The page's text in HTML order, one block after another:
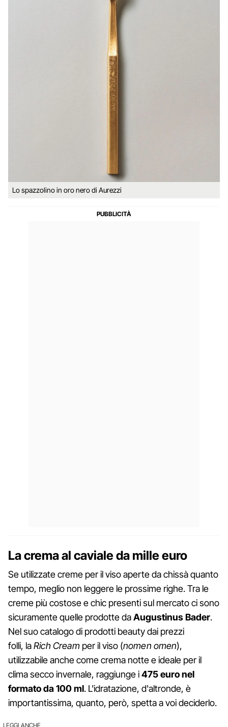
Lo spazzolino in oro nero di Aurezzi
La crema al caviale da mille euro
Se utilizzate creme per il viso aperte da chissà quanto
tempo, meglio non leggere le prossime righe. Tra le
creme più costose e chic presenti sul mercato ci sono
sicuramente quelle prodotte daAugustinus Bader.
Nel suo catalogo di prodotti beauty dai prezzi
folli, laRich Creamper il viso (nomen omen),
utilizzabile anche come crema notte e ideale per il
clima secco invernale, raggiunge i475 euro nel
formato da 100 ml. L'idratazione, d'altronde, è
importantissima, quanto, però, spetta a voi deciderlo.
LEGGI ANCHE